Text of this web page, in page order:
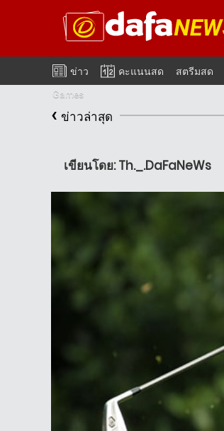
ข่าว คะแนนสด สตรีมสด
Games
‹ ข่าวล่าสุด
เขียนโดย: Th._.DaFaNeWs